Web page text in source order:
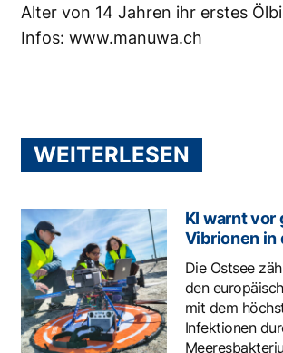
Alter von 14 Jahren ihr erstes
Infos: www.manuwa.ch
WEITERLESEN
KI warnt vor
Vibrionen in
Die Ostsee
den
mit dem
Infektionen